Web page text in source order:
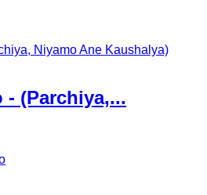
- (Parchiya,...